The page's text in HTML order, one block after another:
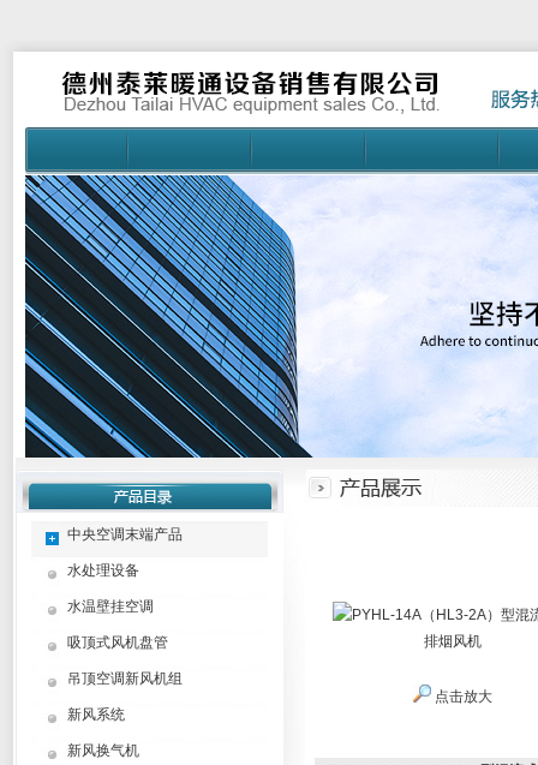
中央空调末端产品
水处理设备
水温壁挂空调
吸顶式风机盘管
吊顶空调新风机组
新风系统
新风换气机
点击放大